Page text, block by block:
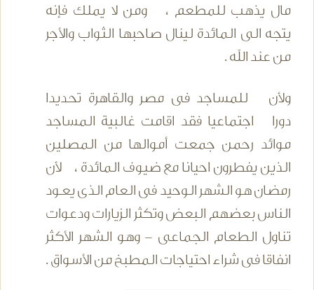
مال يذهب للمطعم ، ومن لا يملك فإنه
يتجه الى المائدة لينال صاحبها الثواب والأجر
من عند الله .
ولأن للمساجد فى مصر والقاهرة تحديدا
دورا اجتماعيا فقد اقامت غالبية المساجد
موائد رحمن جمعت أموالها من المصلين
الذين يفطرون احيانا مع ضيوف المائدة ، لأن
رمضان هو الشهر الوحيد فى العام الذى يعـود
الناس بعضهم البعض وتكثر الزيارات ودعوات
تناول الطعام الجماعى - وهو الشهر الأكثر
انفاقا فى شراء احتياجات المطبخ من الأسواق .